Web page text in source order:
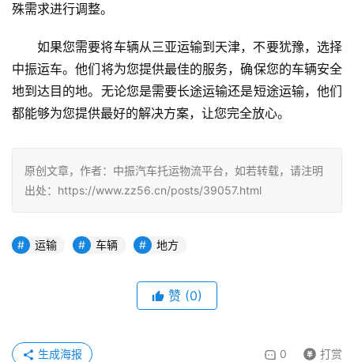
殊需求进行调整。
如果您需要将车辆从三亚运输到天津，不要犹豫，选择
中振运车。他们将为您提供最佳的服务，确保您的车辆安全
地到达目的地。无论您是需要长途运输还是短途运输，他们
都能够为您提供最好的解决方案，让您完全放心。
原创文章，作者：中振汽车托运物流平台，如若转载，请注明
出处：https://www.zz56.cn/posts/39057.html
运输 车辆 地方
赞 (0)
0 打赏
生成海报